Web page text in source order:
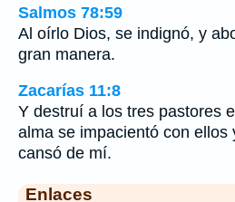
Salmos 78:59
Al oírlo Dios, se indignó, y
gran manera.
Zacarías 11:8
Y destruí a los tres pastores
alma se impacientó con ellos
cansó de mí.
Enlaces